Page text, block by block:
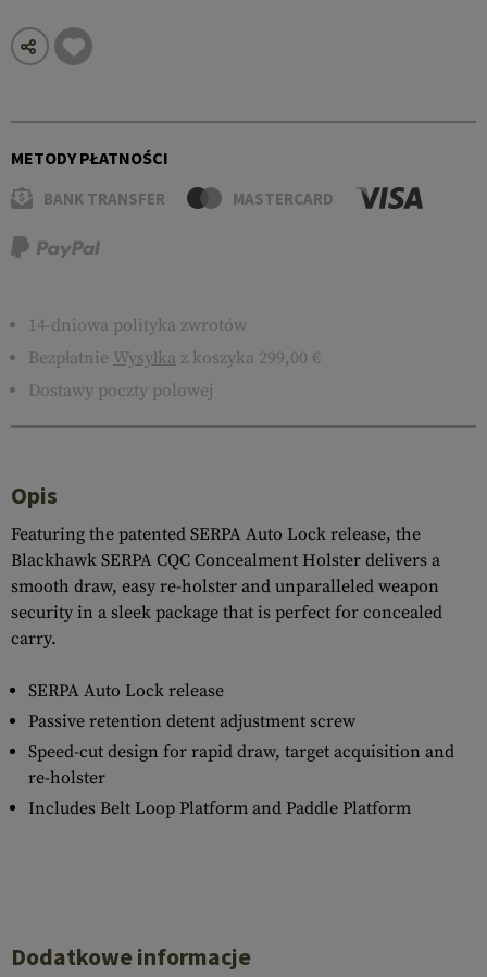
METODY PŁATNOŚCI
BANK TRANSFER MASTERCARD
14-dniowa polityka zwrotów
Bezpłatnie Wysyłka z koszyka 299,00 €
Dostawy poczty polowej
Opis
Featuring the patented SERPA Auto Lock release, the
Blackhawk SERPA CQC Concealment Holster delivers a
smooth draw, easy re-holster and unparalleled weapon
security in a sleek package that is perfect for concealed
carry.
SERPA Auto Lock release
Passive retention detent adjustment screw
Speed-cut design for rapid draw, target acquisition and
re-holster
Includes Belt Loop Platform and Paddle Platform
Dodatkowe informacje